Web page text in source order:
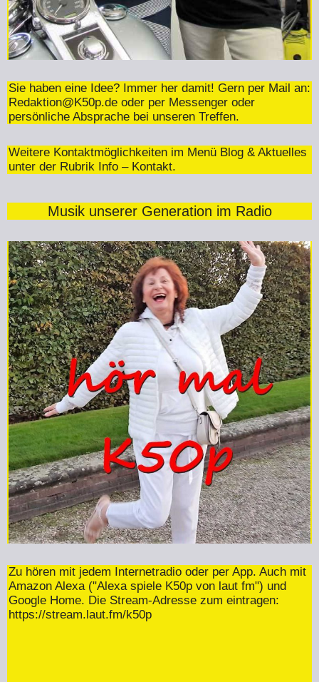
Sie haben eine Idee? Immer her damit! Gern per Mail an:
Redaktion@K50p.de oder per Messenger oder
persönliche Absprache bei unseren Treffen.
Weitere Kontaktmöglichkeiten im Menü Blog & Aktuelles
unter der Rubrik Info – Kontakt.
Musik unserer Generation im Radio
Zu hören mit jedem Internetradio oder per App. Auch mit
Amazon Alexa ("Alexa spiele K50p von laut fm") und
Google Home. Die Stream-Adresse zum eintragen:
https://stream.laut.fm/k50p